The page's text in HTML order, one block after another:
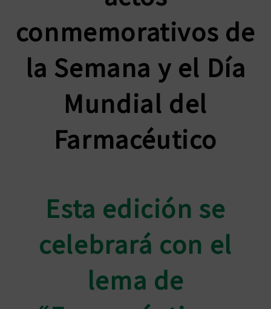
conmemorativos de
la Semana y el Día
Mundial del
Farmacéutico
Esta edición se
celebrará con el
lema de